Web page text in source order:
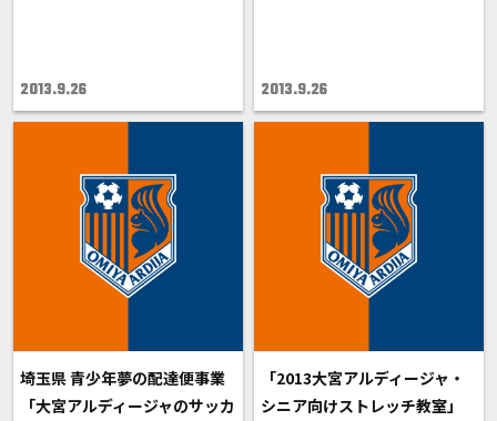
2013.9.26 2013.9.26
埼玉県 青少年夢の配達便事業
「大宮アルディージャのサッカ
「2013大宮アルディージャ・
シニア向けストレッチ教室」